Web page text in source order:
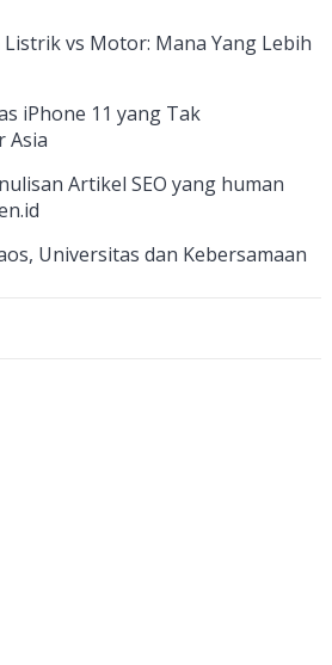
e e
h
a
n
n
Listrik vs Motor: Mana Yang Lebih
iPhone 11 yang Tak
Asia
Artikel SEO yang human
Universitas dan Kebersamaan